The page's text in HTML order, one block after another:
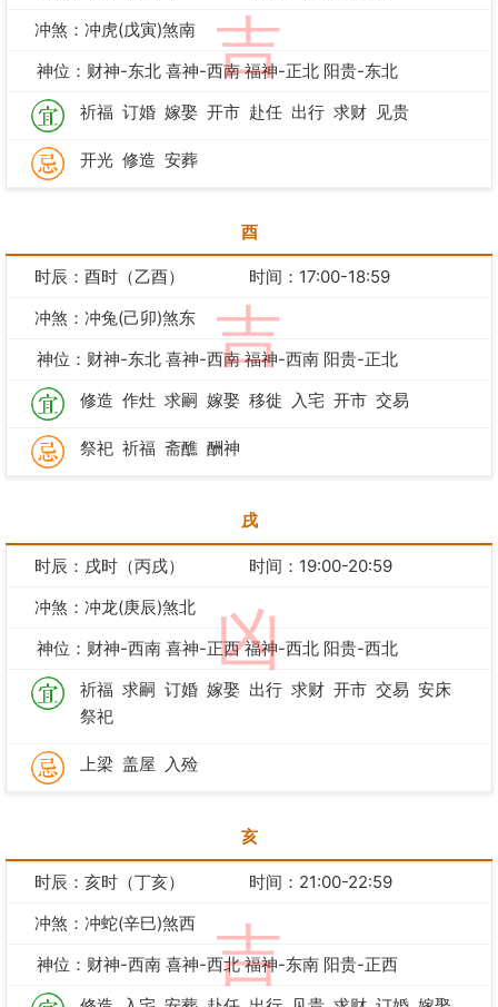
吉
冲煞：冲虎(戊寅)煞南
神位：财神-东北 喜神-西南 福神-正北 阳贵-东北
祈福 订婚 嫁娶 开市 赴任 出行 求财 见贵
开光 修造 安葬
酉
吉
时辰：酉时（乙酉）
时间：17:00-18:59
冲煞：冲兔(己卯)煞东
神位：财神-东北 喜神-西南 福神-西南 阳贵-正北
修造 作灶 求嗣 嫁娶 移徙 入宅 开市 交易
祭祀 祈福 斋醮 酬神
戌
凶
时辰：戌时（丙戌）
时间：19:00-20:59
冲煞：冲龙(庚辰)煞北
神位：财神-西南 喜神-正西 福神-西北 阳贵-西北
祈福 求嗣 订婚 嫁娶 出行 求财 开市 交易 安床
祭祀
上梁 盖屋 入殓
亥
吉
时辰：亥时（丁亥）
时间：21:00-22:59
冲煞：冲蛇(辛巳)煞西
神位：财神-西南 喜神-西北 福神-东南 阳贵-正西